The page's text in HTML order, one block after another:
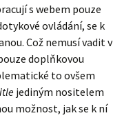
s webem pouze
ovládání, se k
Což nemusí vadit v
doplňkovou
to ovšem
jediným nositelem
možnost, jak se k ní